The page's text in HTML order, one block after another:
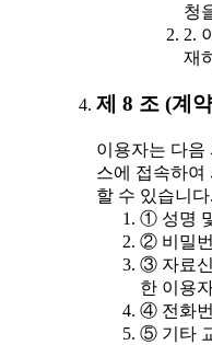
청
2.
재
제 8 조 (계
이용자는 다음
스에 접속하여
할 수 있습니다.
① 성명
② 비밀
③ 자료신
한 이용
④ 전화
⑤ 기타